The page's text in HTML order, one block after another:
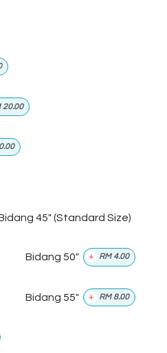
20.00
45" (Standard Size)
Bidang 50" + RM 4.00
Bidang 55" + RM 8.00